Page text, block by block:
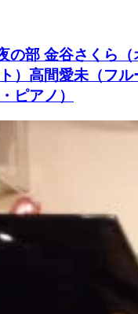
の部 金谷さくら（
）高間愛未（フ
ピアノ）